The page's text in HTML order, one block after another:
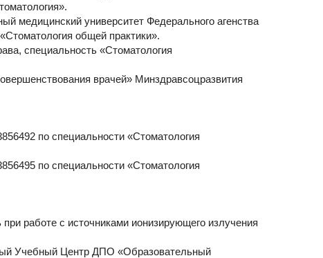
медицинский университет Федерального агенства
общей практики».
специальность «Стоматология
врачей» Минздравсоцразвития
по специальности «Стоматология
по специальности «Стоматология
работе с источниками ионизирующего излучения
Учебный Центр ДПО «Образовательный